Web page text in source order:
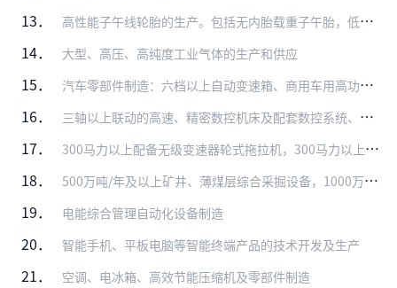
13． 高性能子午线轮胎的生产。包括无内胎载重子午胎，低断面和扁平化（低于55系列）、大轮辋高性能轿车子午胎（15吋以上），航空轮胎及农用子午胎的生产
14． 大型、高压、高纯度工业气体的生产和供应
15． 汽车零部件制造：六档以上自动变速箱、商用车用高功率密度驱动桥、随动前照灯系统、LED前照灯、轻量化材料应用（高强钢、铝镁合金、复合塑料、粉末冶金、高强度复合纤维…
16． 三轴以上联动的高速、精密数控机床及配套数控系统、伺服电机及驱动装置、功能部件、刀具、量具、量仪及高档磨具磨料生产
17． 300马力以上配备无级变速器轮式拖拉机，300马力以上拖拉机关键零部件：无级变速拖拉机发动机、变速箱、液力联合控制系统、双输入双输出无级调速装置
18． 500万吨/年及以上矿井、薄煤层综合采掘设备，1000万吨级/年及以上大型露天矿关键装备；12000米及以上深井钻机、极地钻机、高位移性深井沙漠钻机、沼泽难进入…
19． 电能综合管理自动化设备制造
20． 智能手机、平板电脑等智能终端产品的技术开发及生产
21． 空调、电冰箱、高效节能压缩机及零部件制造